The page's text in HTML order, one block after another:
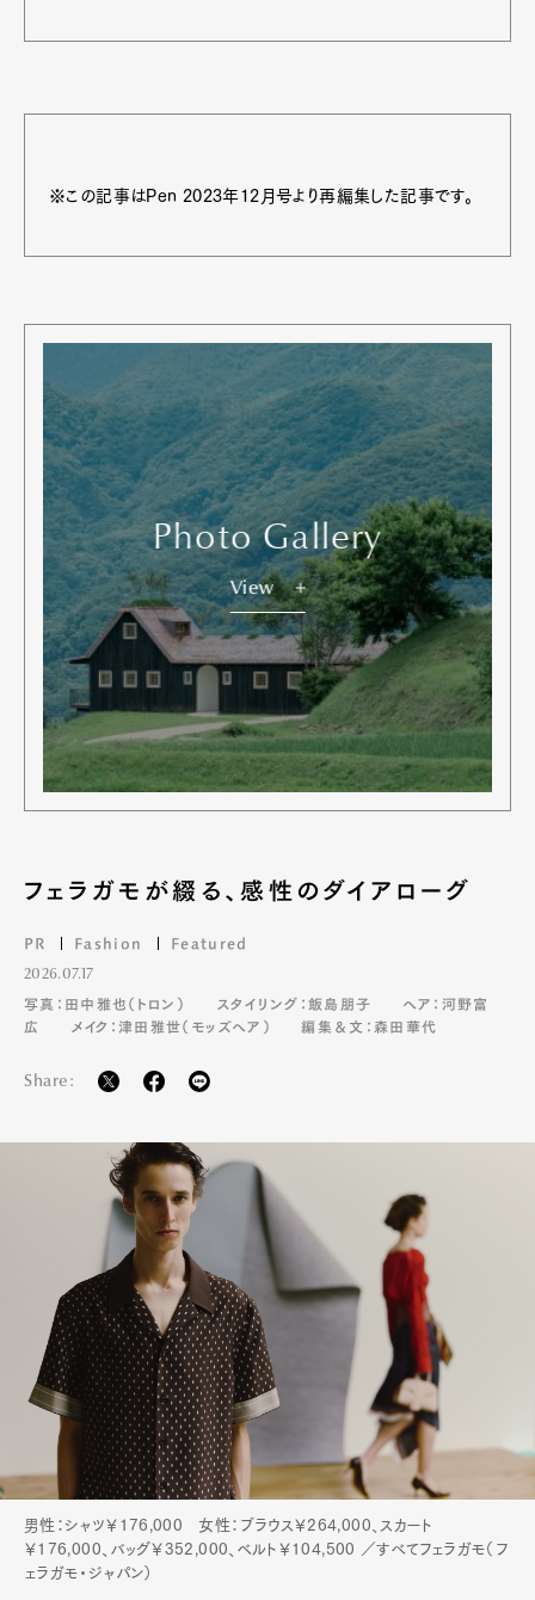
Art&DesignWatchFashion
GourmetCars
Official Columnist
About
Contact
Pen Meet
Pen international
※この記事はPen 2023年12月号より再編集した記事です。
Photo Gallery
View
フェラガモが綴る、感性のダイアローグ
PR Fashion Featured
2026.07.17
写真：田中雅也（トロン）
スタイリング：飯島朋子
ヘア：河野富
広
メイク：津田雅世（モッズヘア） 編集＆文：森田華代
Share:
男性：シャツ￥176,000 女性：ブラウス￥264,000、スカート
￥176,000、バッグ￥352,000、ベルト￥104,500 ／すべてフェラガモ（フ
ェラガモ・ジャパン）